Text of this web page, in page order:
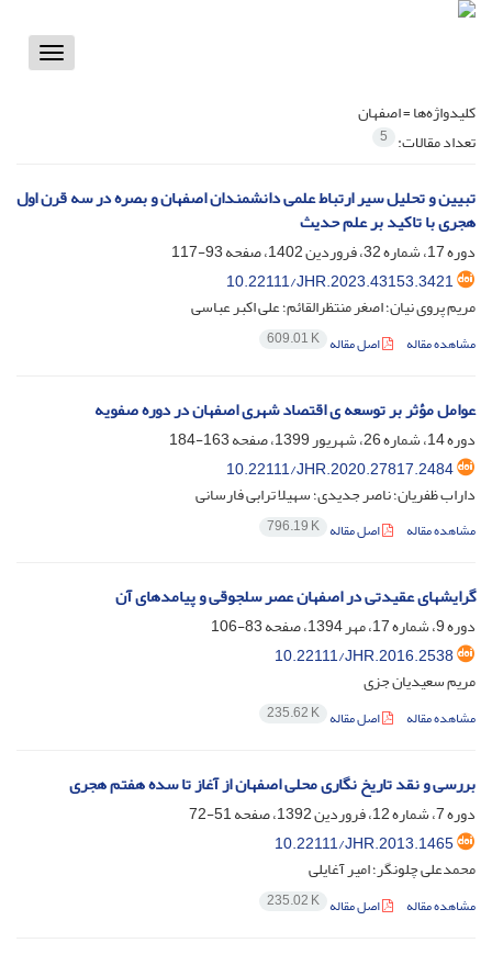
Toggle
کلیدواژه‌ها =اصفهان
تعداد مقالات: 5
تبیین و تحلیل سیر ارتباط علمی دانشمندان اصفهان و بصره در سه قرن اول
هجری با تاکید بر علم حدیث
دوره 17، شماره 32، فروردین 1402، صفحه
93-117
10.22111/JHR.2023.43153.3421
مریم پروی نیان؛ اصغر منتظرالقائم؛ علی اکبر عباسی
مشاهده مقاله اصل مقاله 609.01 K
عوامل مؤثر بر توسعه ی اقتصاد شهری اصفهان در دوره صفویه
دوره 14، شماره 26، شهریور 1399، صفحه
163-184
10.22111/JHR.2020.27817.2484
داراب ظفریان؛ ناصر جدیدی؛ سهیلا ترابی فارسانی
مشاهده مقاله اصل مقاله 796.19 K
گرایشهای عقیدتی در اصفهان عصر سلجوقی و پیامدهای آن
دوره 9، شماره 17، مهر 1394، صفحه
83-106
10.22111/JHR.2016.2538
مریم سعیدیان جزی
مشاهده مقاله اصل مقاله 235.62 K
بررسی و نقد تاریخ نگاری محلی اصفهان از آغاز تا سده هفتم هجری
دوره 7، شماره 12، فروردین 1392، صفحه
51-72
10.22111/JHR.2013.1465
محمدعلی چلونگر؛ امیر آغایلی
مشاهده مقاله اصل مقاله 235.02 K